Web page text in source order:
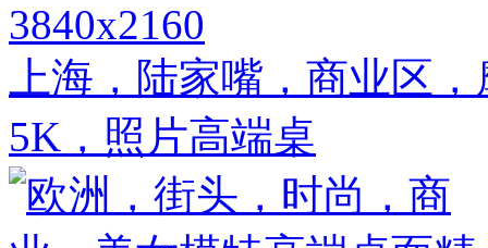
3840x2160
上海，陆家嘴，商业区
5K，照片高端桌